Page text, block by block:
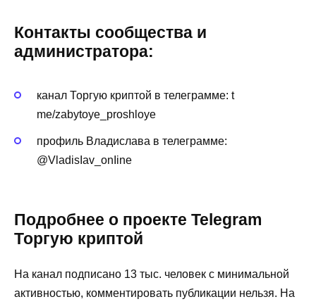
Контакты сообщества и
администратора:
канал Торгую криптой в телеграмме: t
me/zabytoye_proshloye
профиль Владислава в телеграмме:
@VladisIav_onIine
Подробнее о проекте Telegram
Торгую криптой
На канал подписано 13 тыс. человек с минимальной
активностью, комментировать публикации нельзя. На